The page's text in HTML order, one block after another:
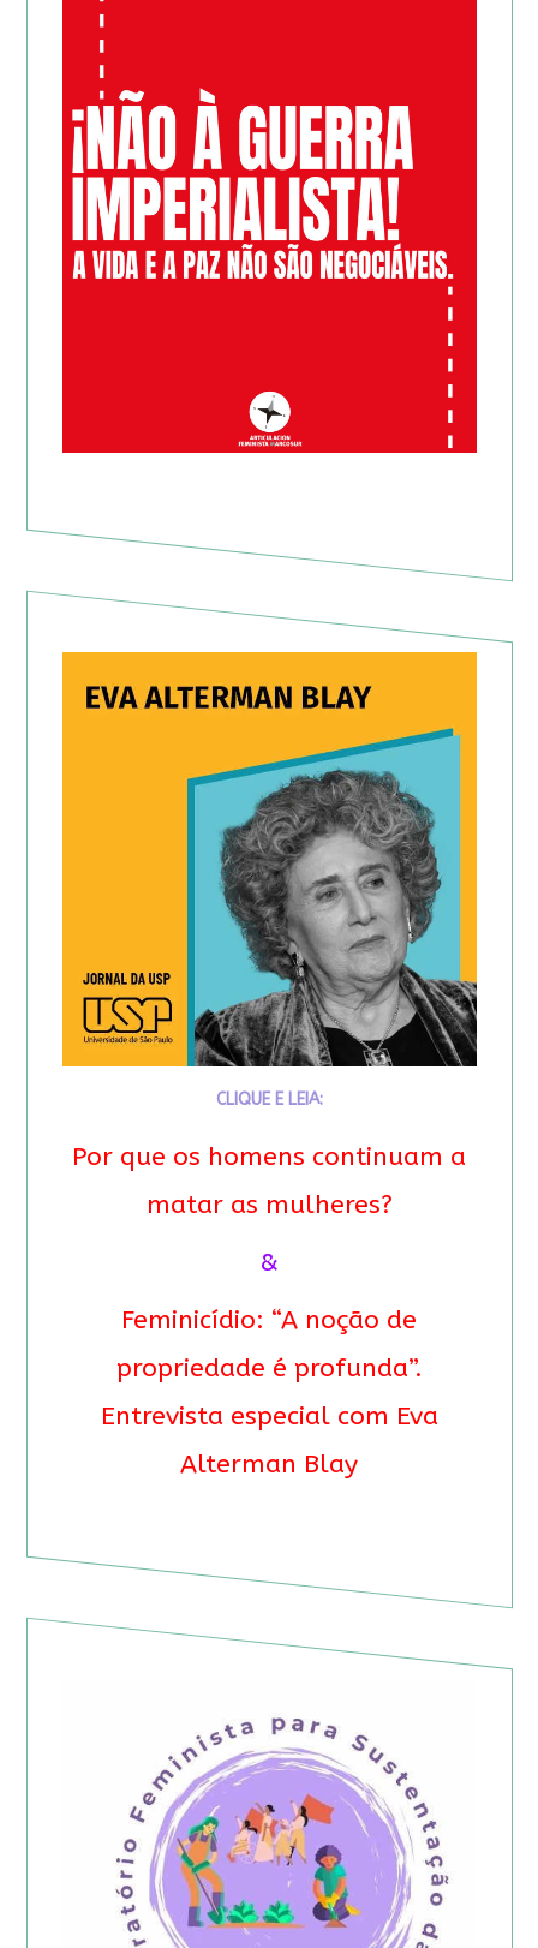
CLIQUE E LEIA:
Por que os homens continuam a
matar as mulheres?
&
Feminicídio: “A noção de
propriedade é profunda”.
Entrevista especial com Eva
Alterman Blay